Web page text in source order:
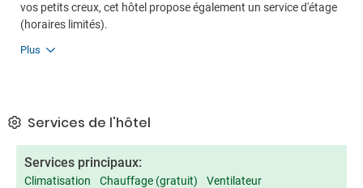
vos petits creux, cet hôtel propose également un service d'étage
(horaires limités).
Plus
Services de l'hôtel
Services principaux:
Climatisation Chauffage (gratuit)
Ventilateur